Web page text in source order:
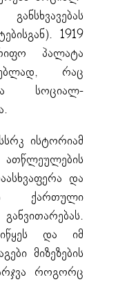
1919
პალატა
რაც
სოციალ-
ისტორიამ
და
ქართული
და იმ
მიზეზების
როგორც